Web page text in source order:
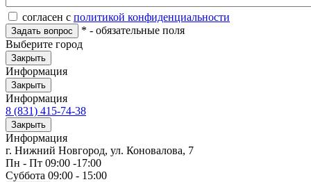
согласен с политикой конфиденциальности
Задать вопрос * - обязательные поля
Выберите город
Закрыть
Информация
Закрыть
Информация
8 (831) 415-74-38
Закрыть
Информация
г. Нижний Новгород, ул. Коновалова, 7
Пн - Пт 09:00 -17:00
Суббота 09:00 - 15:00